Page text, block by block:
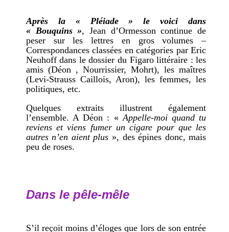
Après la « Pléiade » le voici dans
« Bouquins », Jean d’Ormesson continue de
peser sur les lettres en gros volumes –
Correspondances classées en catégories par Eric
Neuhoff dans le dossier du Figaro littéraire : les
amis (Déon , Nourrissier, Mohrt), les maîtres
(Levi-Strauss Caillois, Aron), les femmes, les
politiques, etc.
Quelques extraits illustrent également
l’ensemble. A Déon : « Appelle-moi quand tu
reviens et viens fumer un cigare pour que les
autres n’en aient plus », des épines donc, mais
peu de roses.
Dans le pêle-mêle
S’il reçoit moins d’éloges que lors de son entrée